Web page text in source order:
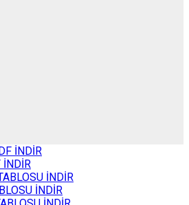
İNDİR
İNDİR